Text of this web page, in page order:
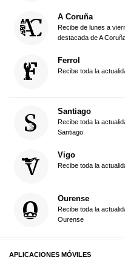
A Coruña
Recibe de lunes a
destacada de A
Ferrol
Recibe toda la
Santiago
Recibe toda la
Santiago
Vigo
Recibe toda la
Ourense
Recibe toda la
Ourense
APLICACIONES MÓVILES